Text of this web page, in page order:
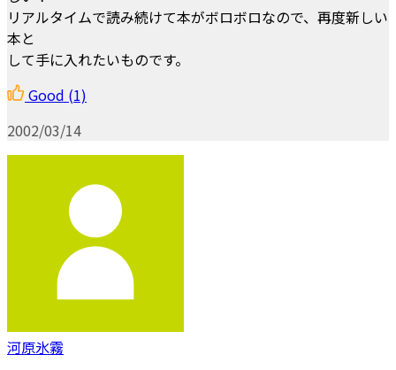
リアルタイムで読み続けて本がボロボロなので、再度新しい
本と
して手に入れたいものです。
Good (1)
2002/03/14
河原氷霧